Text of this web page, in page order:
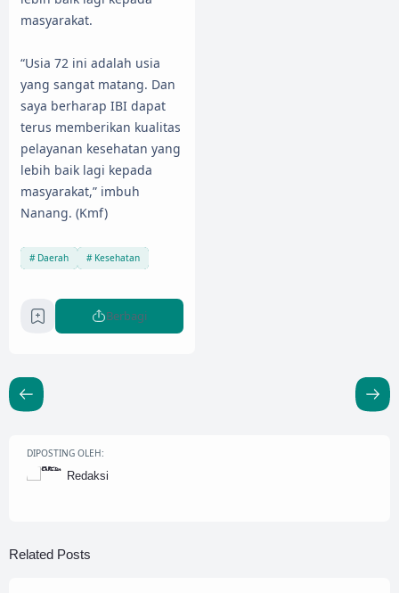
masyarakat.
“Usia 72 ini adalah usia
yang sangat matang. Dan
saya berharap IBI dapat
terus memberikan kualitas
pelayanan kesehatan yang
lebih baik lagi kepada
masyarakat,” imbuh
Nanang. (Kmf)
Daerah Kesehatan
Berbagi
DIPOSTING OLEH:
Redaksi
Related Posts